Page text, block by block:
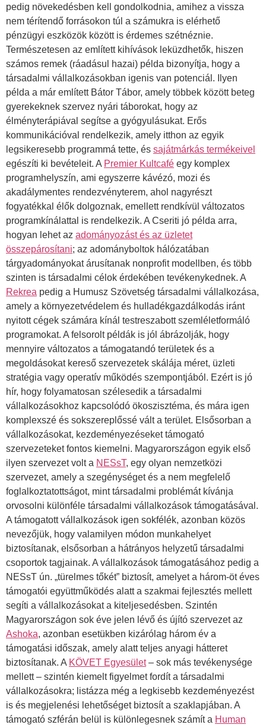
pedig növekedésben kell gondolkodnia, amihez a vissza
nem térítendő forrásokon túl a számukra is elérhető
pénzügyi eszközök között is érdemes szétnéznie.
Természetesen az említett kihívások leküzdhetők, hiszen
számos remek (ráadásul hazai) példa bizonyítja, hogy a
társadalmi vállalkozásokban igenis van potenciál. Ilyen
példa a már említett Bátor Tábor, amely többek között beteg
gyerekeknek szervez nyári táborokat, hogy az
élményterápiával segítse a gyógyulásukat. Erős
kommunikációval rendelkezik, amely itthon az egyik
legsikeresebb programmá tette, és sajátmárkás termékeivel
egészíti ki bevételeit. A Premier Kultcafé egy komplex
programhelyszín, ami egyszerre kávézó, mozi és
akadálymentes rendezvényterem, ahol nagyrészt
fogyatékkal élők dolgoznak, emellett rendkívül változatos
programkínálattal is rendelkezik. A Cseriti jó példa arra,
hogyan lehet az adományozást és az üzletet
összepárosítani; az adományboltok hálózatában
tárgyadományokat árusítanak nonprofit modellben, és több
szinten is társadalmi célok érdekében tevékenykednek. A
Rekrea pedig a Humusz Szövetség társadalmi vállalkozása,
amely a környezetvédelem és hulladékgazdálkodás iránt
nyitott cégek számára kínál testreszabott szemléletformáló
programokat. A felsorolt példák is jól ábrázolják, hogy
mennyire változatos a támogatandó területek és a
megoldásokat kereső szervezetek skálája méret, üzleti
stratégia vagy operatív működés szempontjából. Ezért is jó
hír, hogy folyamatosan szélesedik a társadalmi
vállalkozásokhoz kapcsolódó ökoszisztéma, és mára igen
komplexszé és sokszereplőssé vált a terület. Elsősorban a
vállalkozásokat, kezdeményezéseket támogató
szervezeteket fontos kiemelni. Magyarországon egyik első
ilyen szervezet volt a NESsT, egy olyan nemzetközi
szervezet, amely a szegénységet és a nem megfelelő
foglalkoztatottságot, mint társadalmi problémát kívánja
orvosolni különféle társadalmi vállalkozások támogatásával.
A támogatott vállalkozások igen sokfélék, azonban közös
nevezőjük, hogy valamilyen módon munkahelyet
biztosítanak, elsősorban a hátrányos helyzetű társadalmi
csoportok tagjainak. A vállalkozások támogatásához pedig a
NESsT ún. „türelmes tőkét” biztosít, amelyet a három-öt éves
támogatói együttműködés alatt a szakmai fejlesztés mellett
segíti a vállalkozásokat a kiteljesedésben. Szintén
Magyarországon sok éve jelen lévő és újító szervezet az
Ashoka, azonban esetükben kizárólag három év a
támogatási időszak, amely alatt teljes anyagi hátteret
biztosítanak. A KÖVET Egyesület– sok más tevékenysége
mellett – szintén kiemelt figyelmet fordít a társadalmi
vállalkozásokra; listázza még a legkisebb kezdeményezést
is és megjelenési lehetőséget biztosít a szaklapjában. A
támogató szférán belül is különlegesnek számít a Human